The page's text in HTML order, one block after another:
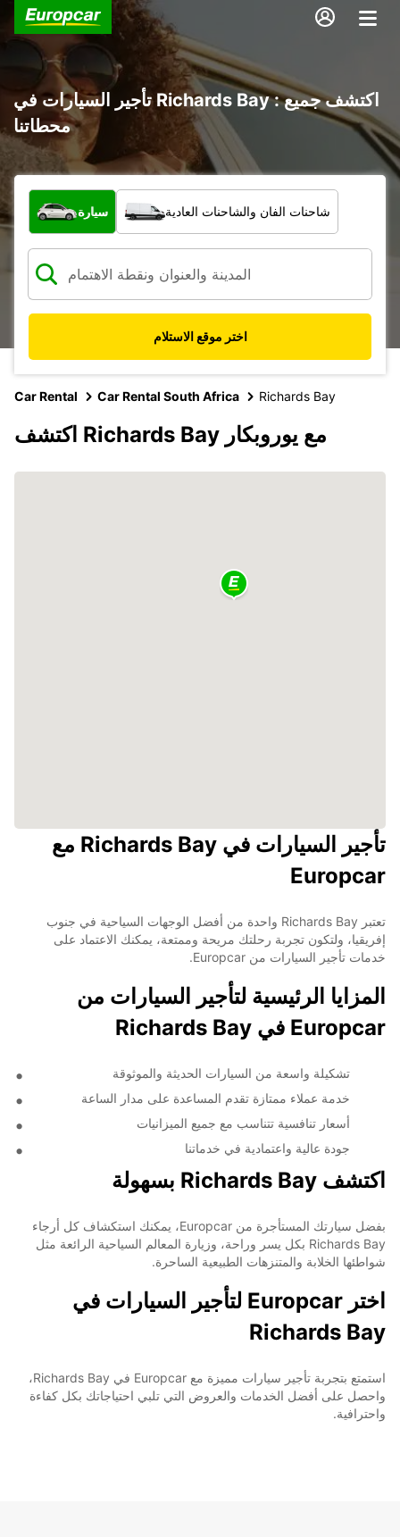
تأجير السيارات في Richards Bay : اكتشف جميع
محطاتنا
ما نوع المركبة؟
سيارة شاحنات الفان والشاحنات العادية
اختر موقع الاستلام
Car Rental Car Rental South Africa Richards Bay
اكتشف Richards Bay مع يوروبكار
تأجير السيارات في Richards Bay مع
Europcar
تعتبر Richards Bay واحدة من أفضل الوجهات السياحية في جنوب
إفريقيا، ولتكون تجربة رحلتك مريحة وممتعة، يمكنك الاعتماد على
خدمات تأجير السيارات من Europcar.
المزايا الرئيسية لتأجير السيارات من
Europcar في Richards Bay
تشكيلة واسعة من السيارات الحديثة والموثوقة
خدمة عملاء ممتازة تقدم المساعدة على مدار الساعة
أسعار تنافسية تتناسب مع جميع الميزانيات
جودة عالية واعتمادية في خدماتنا
اكتشف Richards Bay بسهولة
بفضل سيارتك المستأجرة من Europcar، يمكنك استكشاف كل أرجاء
Richards Bay بكل يسر وراحة، وزيارة المعالم السياحية الرائعة مثل
شواطئها الخلابة والمتنزهات الطبيعية الساحرة.
اختر Europcar لتأجير السيارات في
Richards Bay
استمتع بتجربة تأجير سيارات مميزة مع Europcar في Richards Bay،
واحصل على أفضل الخدمات والعروض التي تلبي احتياجاتك بكل كفاءة
واحترافية.